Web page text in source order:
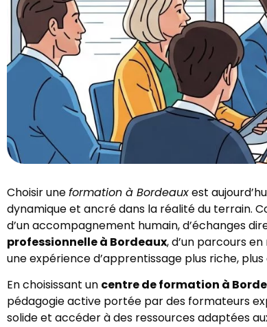
Choisir uneformation à Bordeauxest
dynamique et ancré dans la réalité du terrain.
d’un accompagnement humain, d’échanges
professionnelle à Bordeaux, d’un parcours
une expérience d’apprentissage plus riche,
En choisissant un centre de formation à
pédagogie active portée par des formateurs
solide et accéder à des ressources adaptées